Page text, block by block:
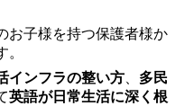
お子様を持つ保護者様か
インフラの整い方
多民
英語が日常生活に深く根